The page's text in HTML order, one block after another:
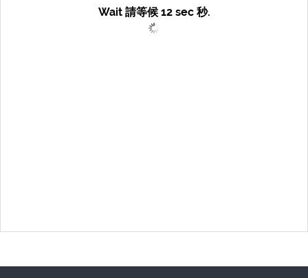
Wait 請等候 12sec 秒.